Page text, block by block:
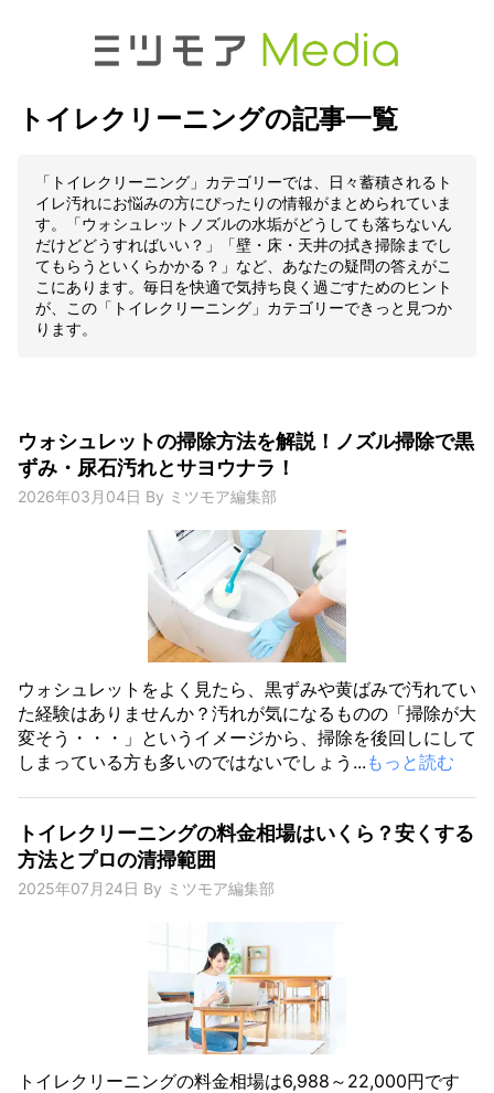
トイレクリーニングの記事一覧
「トイレクリーニング」カテゴリーでは、日々蓄積されるト
イレ汚れにお悩みの方にぴったりの情報がまとめられていま
す。「ウォシュレットノズルの水垢がどうしても落ちないん
だけどどうすればいい？」「壁・床・天井の拭き掃除までし
てもらうといくらかかる？」など、あなたの疑問の答えがこ
こにあります。毎日を快適で気持ち良く過ごすためのヒント
が、この「トイレクリーニング」カテゴリーできっと見つか
ります。
ウォシュレットの掃除方法を解説！ノズル掃除で黒
ずみ・尿石汚れとサヨウナラ！
2026年03月04日 By ミツモア編集部
ウォシュレットをよく見たら、黒ずみや黄ばみで汚れてい
た経験はありませんか？汚れが気になるものの「掃除が大
変そう・・・」というイメージから、掃除を後回しにして
しまっている方も多いのではないでしょう... もっと読む
トイレクリーニングの料金相場はいくら？安くする
方法とプロの清掃範囲
2025年07月24日 By ミツモア編集部
トイレクリーニングの料金相場は6,988～22,000円です